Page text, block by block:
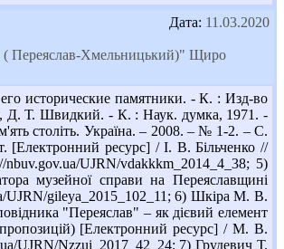
Дата: 11.03.2020
( Переяслав-Хмельницький)" Щиро
исторические памятники. - К. : Изд-во
Д. Т. Швидкий. - К. : Наук. думка, 1971. -
століть. Україна. – 2008. – № 1-2. – С.
[Електронний ресурс] / І. В. Більченко //
UJRN/vdakkkm_2014_4_38; 5)
музейної справи на Переяславщині
UJRN/gileya_2015_102_11; 6) Шкіра М. В.
"Переяслав" – як дієвий елемент
пропозицій) [Електронний ресурс] / М. В.
UJRN/Nzzui_2017_42_24; 7) Грудевич Т.